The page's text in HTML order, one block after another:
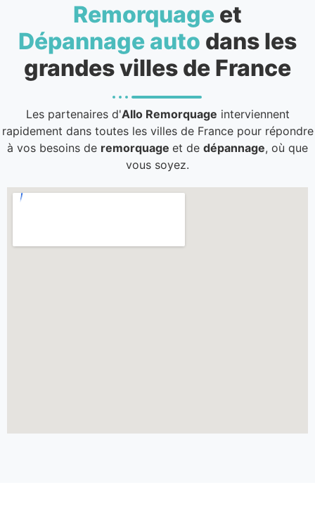
Remorquage et
Dépannage auto dans les
grandes villes de France
Les partenaires d'Allo Remorquage interviennent
rapidement dans toutes les villes de France pour répondre
à vos besoins de remorquage et de dépannage, où que
vous soyez.